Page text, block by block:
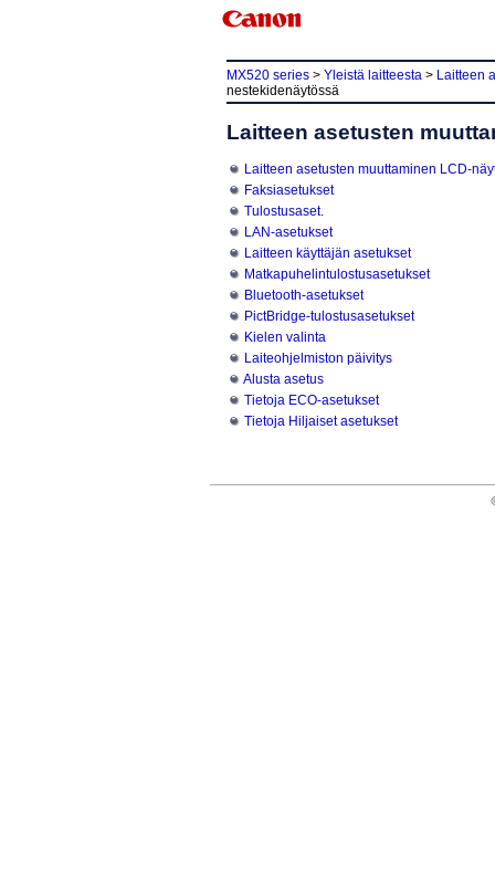
MX520 series > Yleistä laitteesta > Laitteen
nestekidenäytössä
Laitteen asetusten
Laitteen asetusten muuttaminen LCD-
Faksiasetukset
Tulostusaset.
LAN-asetukset
Laitteen käyttäjän asetukset
Matkapuhelintulostusasetukset
Bluetooth-asetukset
PictBridge-tulostusasetukset
Kielen valinta
Laiteohjelmiston päivitys
Alusta asetus
Tietoja ECO-asetukset
Tietoja Hiljaiset asetukset